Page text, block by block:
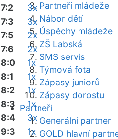
Partneři mládeže
Nábor dětí
Úspěchy mládeže
ZŠ Labská
SMS servis
Týmová fota
Zápasy juniorů
Zápasy dorostu
Partneři
Generální partner
GOLD hlavní
7:2
3x
7:3
3x
7:5
2x
7:6
2x
8:0
1x
8:1
1x
8:2
1x
8:3
1x
8:4
3x
9:3
1x